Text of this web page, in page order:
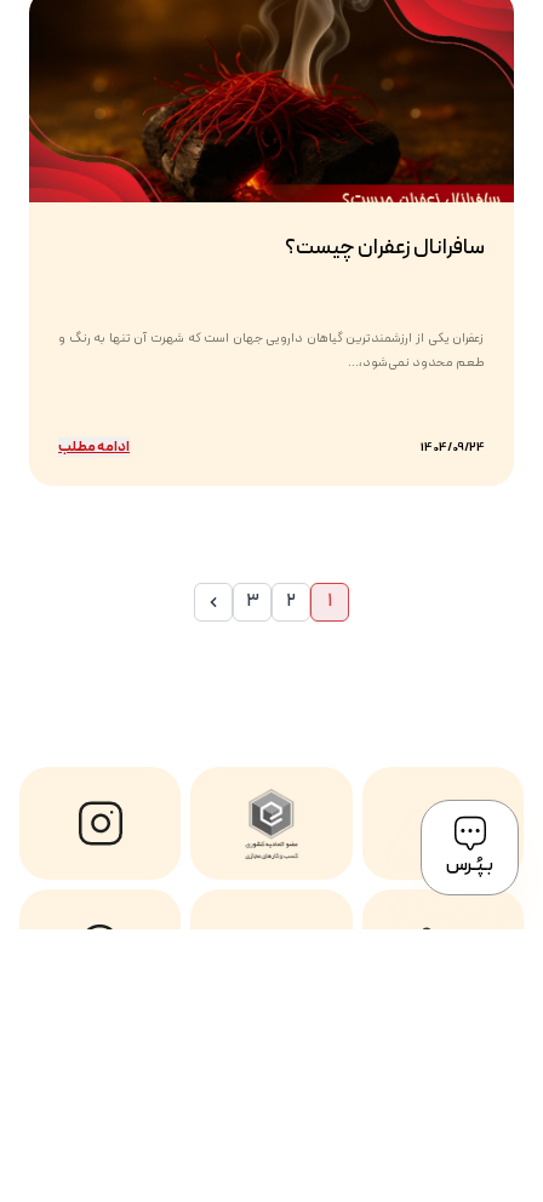
سافرانال زعفران چیست؟
زعفران یکی از ارزشمندترین گیاهان دارویی جهان است که شهرت آن تنها به رنگ و
طعم محدود نمی‌شود،...
1404/09/24 ادامه مطلب
1
2
3
بـپُـرس